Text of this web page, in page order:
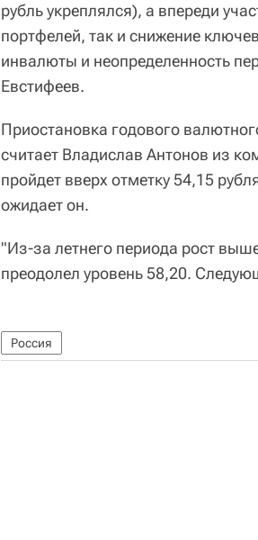
рубль укреплялся), а впереди
портфелей, так и снижение
инвалюты и неопределенность
Евстифеев.
Приостановка годового
считает Владислав Антонов из
пройдет вверх отметку 54,15
ожидает он.
"Из-за летнего периода рост
преодолел уровень 58,20.
Россия